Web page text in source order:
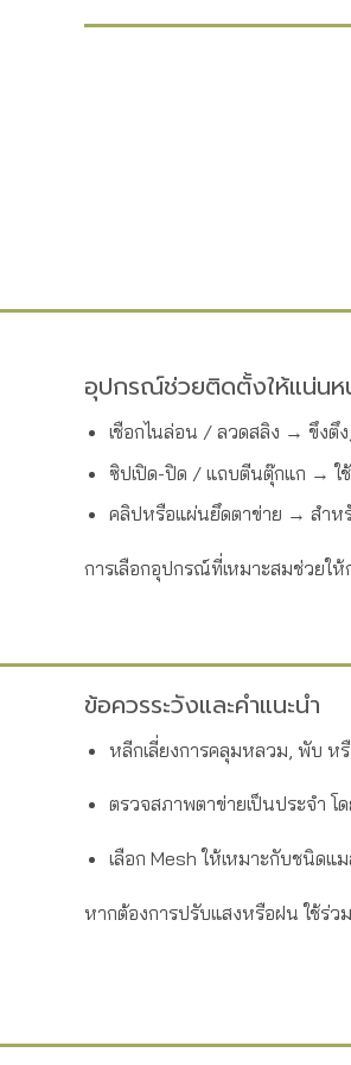
อุปกรณ์ช่วยติดตั้งให้แน่นห
เชือกไนล่อน / ลวดสลิง → ขึงตึ
ซิปเปิด-ปิด / แถบตีนตุ๊กแก → ใช้
คลิปหรือแผ่นยึดตาข่าย → สำหรั
การเลือกอุปกรณ์ที่เหมาะสมช่วยใ
ข้อควรระวังและคำแนะนำ
หลีกเลี่ยงการคลุมหลวม, พับ ห
ตรวจสภาพตาข่ายเป็นประจำ โ
เลือก Mesh ให้เหมาะกับชนิดแ
หากต้องการปรับแสงหรือฝน ใช้ร่ว